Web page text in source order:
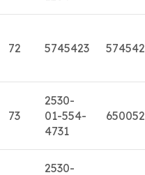
72 5745423
73
2530-
01-554-
4731
2530-